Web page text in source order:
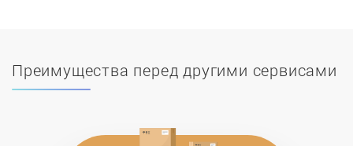
Преимущества перед другими сервисами